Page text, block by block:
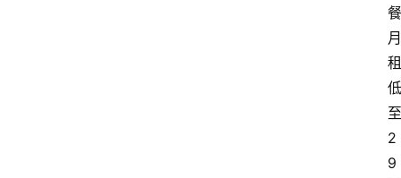
餐
月
租
低
至
2
9